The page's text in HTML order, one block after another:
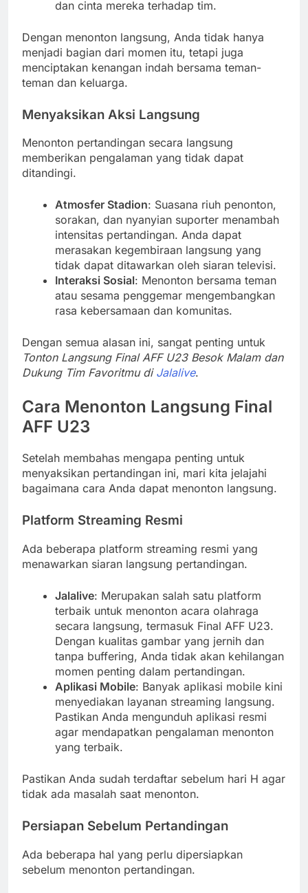
dan cinta mereka terhadap tim.
Dengan menonton langsung, Anda tidak hanya
menjadi bagian dari momen itu, tetapi juga
menciptakan kenangan indah bersama teman-
teman dan keluarga.
Menyaksikan Aksi Langsung
Menonton pertandingan secara langsung
memberikan pengalaman yang tidak dapat
ditandingi.
Atmosfer Stadion: Suasana riuh penonton,
sorakan, dan nyanyian suporter menambah
intensitas pertandingan. Anda dapat
merasakan kegembiraan langsung yang
tidak dapat ditawarkan oleh siaran televisi.
Interaksi Sosial: Menonton bersama teman
atau sesama penggemar mengembangkan
rasa kebersamaan dan komunitas.
Dengan semua alasan ini, sangat penting untuk
Tonton Langsung Final AFF U23 Besok Malam dan
Dukung Tim Favoritmu di Jalalive.
Cara Menonton Langsung Final
AFF U23
Setelah membahas mengapa penting untuk
menyaksikan pertandingan ini, mari kita jelajahi
bagaimana cara Anda dapat menonton langsung.
Platform Streaming Resmi
Ada beberapa platform streaming resmi yang
menawarkan siaran langsung pertandingan.
Jalalive: Merupakan salah satu platform
terbaik untuk menonton acara olahraga
secara langsung, termasuk Final AFF U23.
Dengan kualitas gambar yang jernih dan
tanpa buffering, Anda tidak akan kehilangan
momen penting dalam pertandingan.
Aplikasi Mobile: Banyak aplikasi mobile kini
menyediakan layanan streaming langsung.
Pastikan Anda mengunduh aplikasi resmi
agar mendapatkan pengalaman menonton
yang terbaik.
Pastikan Anda sudah terdaftar sebelum hari H agar
tidak ada masalah saat menonton.
Persiapan Sebelum Pertandingan
Ada beberapa hal yang perlu dipersiapkan
sebelum menonton pertandingan.